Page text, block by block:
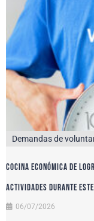
Demandas de
Cocina Económica de
actividades durante
06/07/2026